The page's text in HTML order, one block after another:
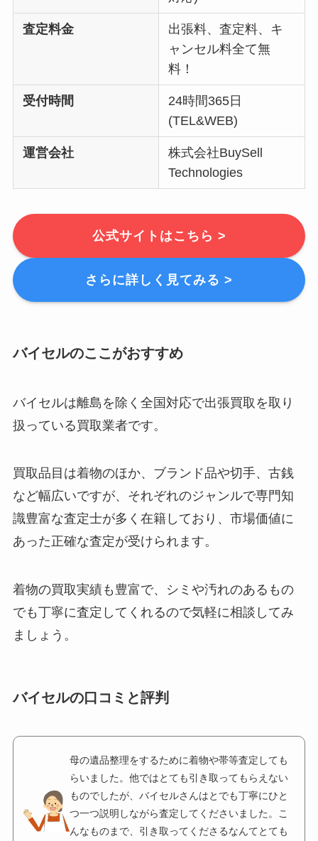
査定料金
出張料、査定料、キ
ャンセル料全て無
料！
受付時間
24時間365日
(TEL&WEB)
運営会社
株式会社BuySell
Technologies
公式サイトはこちら >
さらに詳しく見てみる >
バイセルのここがおすすめ
バイセルは離島を除く全国対応で出張買取を取り
扱っている買取業者です。
買取品目は着物のほか、ブランド品や切手、古銭
など幅広いですが、それぞれのジャンルで専門知
識豊富な査定士が多く在籍しており、市場価値に
あった正確な査定が受けられます。
着物の買取実績も豊富で、シミや汚れのあるもの
でも丁寧に査定してくれるので気軽に相談してみ
ましょう。
バイセルの口コミと評判
母の遺品整理をするために着物や帯等査定しても
らいました。他ではとても引き取ってもらえない
ものでしたが、バイセルさんはとでも丁寧にひと
つ一つ説明しながら査定してくださいました。こ
んなものまで、引き取ってくださるなんてとても